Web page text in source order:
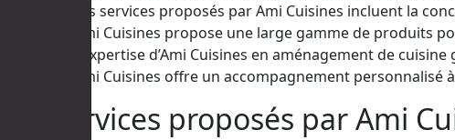
Les services proposés par Ami Cuisines incluent la
Ami Cuisines propose une large gamme de produits
L’expertise d’Ami Cuisines en aménagement de
Ami Cuisines offre un accompagnement
Les services proposés par Ami